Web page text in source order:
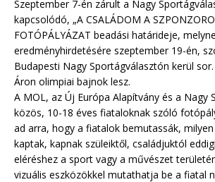
Szeptember 7-én zárult a Nagy
kapcsolódó, „A CSALÁDOM A
FOTÓPÁLYÁZAT beadási határideje,
eredményhirdetésére szeptember 19-én,
Budapesti Nagy Sportágválasztón kerül
Áron olimpiai bajnok lesz.
A MOL, az Új Európa Alapítvány és a Nagy
közös, 10-18 éves fiataloknak szóló
ad arra, hogy a fiatalok bemutassák,
kaptak, kapnak szüleiktől, családjuktól
eléréshez a sport vagy a művészet
vizuális eszközökkel mutathatja be a fiatal